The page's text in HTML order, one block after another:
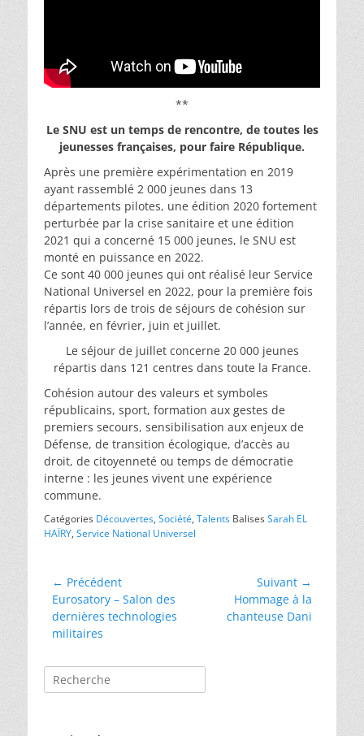
**
Le SNU est un temps de rencontre, de toutes les
jeunesses françaises, pour faire République.
Après une première expérimentation en 2019
ayant rassemblé 2 000 jeunes dans 13
départements pilotes, une édition 2020 fortement
perturbée par la crise sanitaire et une édition
2021 qui a concerné 15 000 jeunes, le SNU est
monté en puissance en 2022.
Ce sont 40 000 jeunes qui ont réalisé leur Service
National Universel en 2022, pour la première fois
répartis lors de trois de séjours de cohésion sur
l’année, en février, juin et juillet.
Le séjour de juillet concerne 20 000 jeunes
répartis dans 121 centres dans toute la France.
Cohésion autour des valeurs et symboles
républicains, sport, formation aux gestes de
premiers secours, sensibilisation aux enjeux de
Défense, de transition écologique, d’accès au
droit, de citoyenneté ou temps de démocratie
interne : les jeunes vivent une expérience
commune.
Catégories Découvertes, Société, Talents BalisesSarah EL
HAÏRY, Service National Universel
Navigation
de
l’article
← Précédent
Article
précédent :
Eurosatory – Salon des
dernières technologies
militaires
Suivant →
suivant :
Hommage à la
chanteuse Dani
Rechercher :